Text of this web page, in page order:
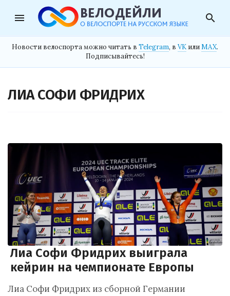
menu search
Новости велоспорта можно читать в Telegram, в VK илиMAX.
Подписывайтесь!
ЛИА СОФИ ФРИДРИХ
Лиа Софи Фридрих выиграла
кейрин на чемпионате Европы
Лиа Софи Фридрих из сборной Германии